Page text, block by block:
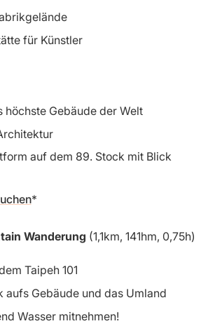
für Künstler
höchste Gebäude der Welt
auf dem 89. Stock mit Blick
Wanderung (1,1km, 141hm, 0,75h)
Taipeh 101
aufs Gebäude und das Umland
Wasser mitnehmen!